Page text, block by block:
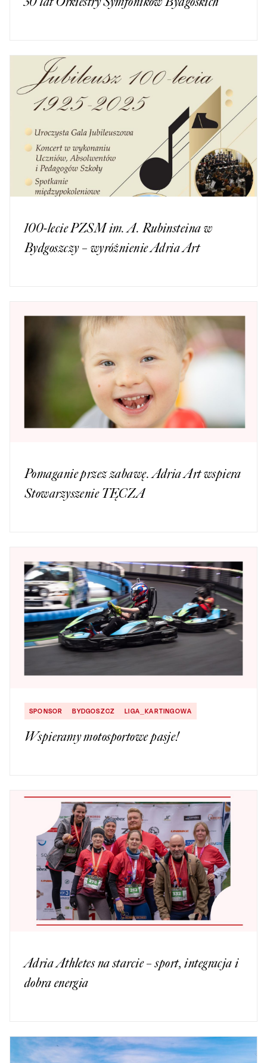
100-lecie PZSM im. A. Rubinsteina w
Bydgoszczy – wyróżnienie Adria Art
Pomaganie przez zabawę. Adria Art wspiera
Stowarzyszenie TĘCZA
SPONSOR BYDGOSZCZ LIGA_KARTINGOWA
Wspieramy motosportowe pasje!
Adria Athletes na starcie – sport, integracja i
dobra energia